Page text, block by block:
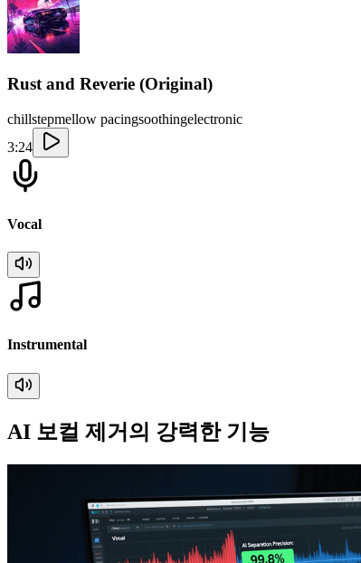
Rust and Reverie (Original)
chillstepmellow pacingsoothingelectronic
3:24
Vocal
Instrumental
AI 보컬 제거의 강력한 기능